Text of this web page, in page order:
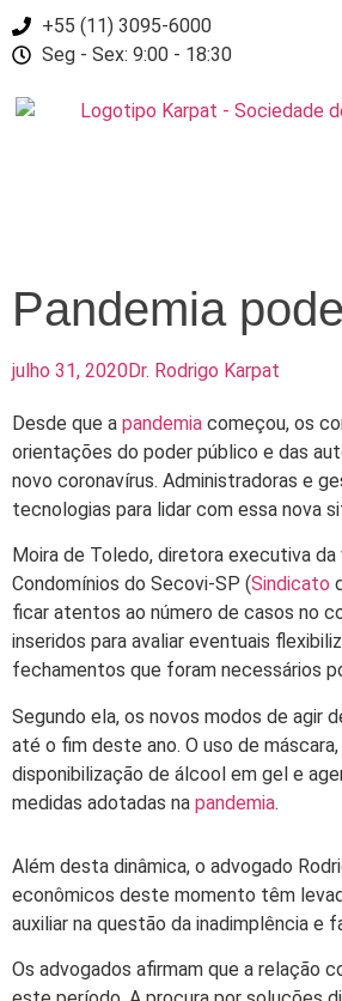
+55 (11) 3095-6000
Seg - Sex: 9:00 - 18:30
Pandemia
julho 31, 2020Dr. Rodrigo Karpat
Desde que a pandemia começou, os
orientações do poder público e das
novo coronavírus. Administradoras e
tecnologias para lidar com essa nova
Moira de Toledo, diretora executiva
Condomínios do Secovi-SP (Sindicato
ficar atentos ao número de casos no
inseridos para avaliar eventuais
fechamentos que foram necessários
Segundo ela, os novos modos de agir
até o fim deste ano. O uso de
disponibilização de álcool em gel e
medidas adotadas na pandemia.
Além desta dinâmica, o advogado
econômicos deste momento têm
auxiliar na questão da inadimplência e
Os advogados afirmam que a relação